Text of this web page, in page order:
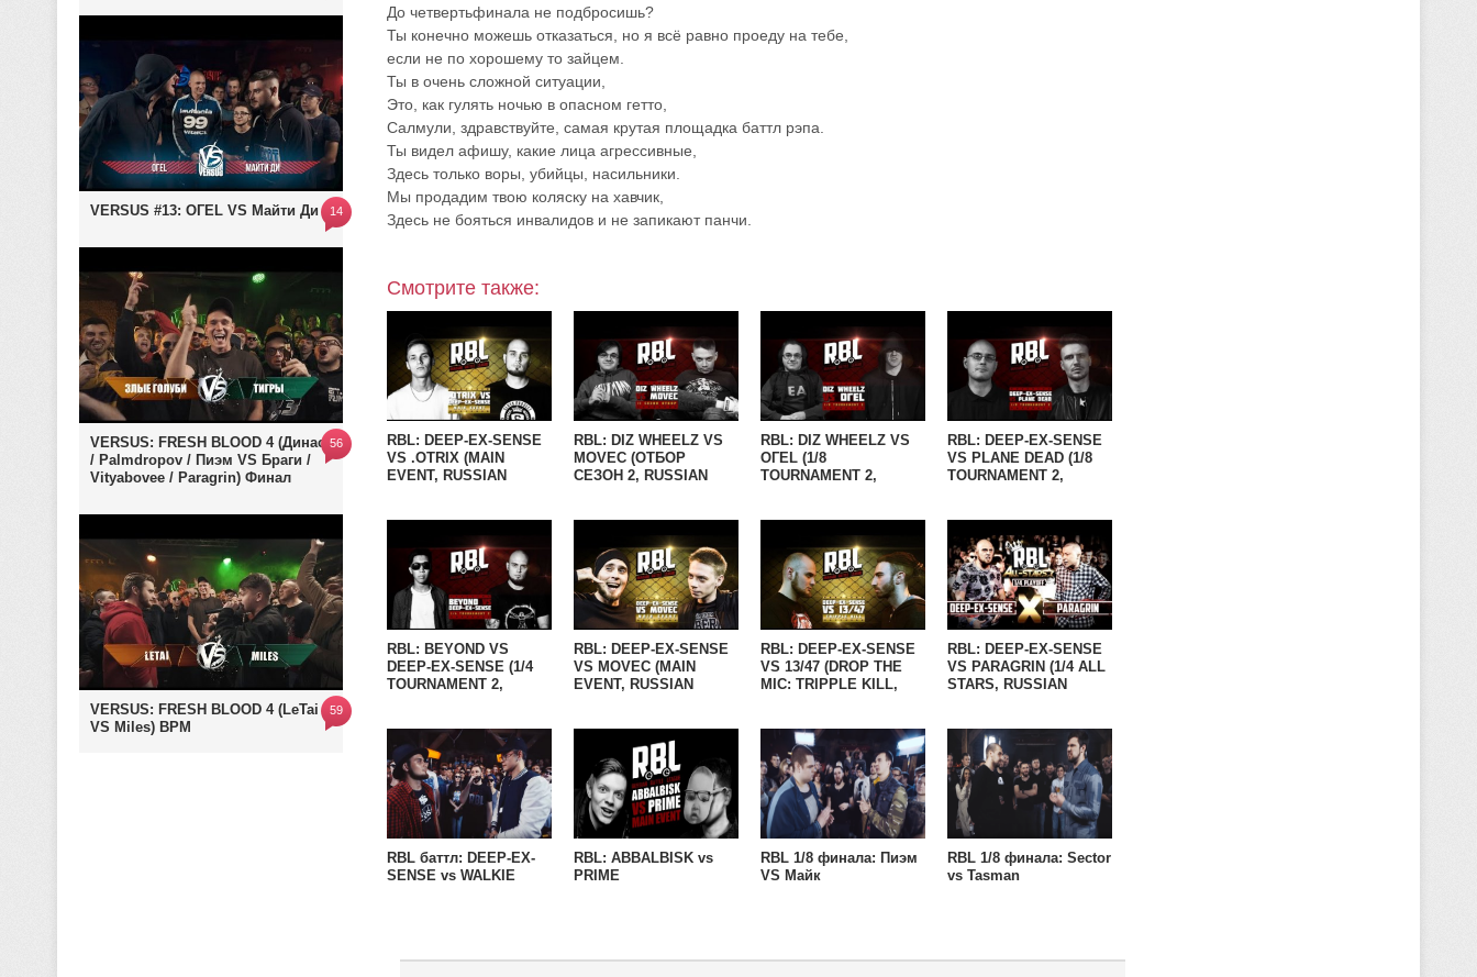
VERSUS #13: ОГЕL VS Майти Ди 14
VERSUS: FRESH BLOOD 4 (Династ
/ Palmdropov / Пиэм VS Браги /
Vityabovee / Paragrin) Финал
56
VERSUS: FRESH BLOOD 4 (LeTai
VS Miles) BPM
59
До четвертьфинала не подбросишь?
Ты конечно можешь отказаться, но я всё равно проеду на тебе,
если не по хорошему то зайцем.
Ты в очень сложной ситуации,
Это, как гулять ночью в опасном гетто,
Салмули, здравствуйте, самая крутая площадка баттл рэпа.
Ты видел афишу, какие лица агрессивные,
Здесь только воры, убийцы, насильники.
Мы продадим твою коляску на хавчик,
Здесь не бояться инвалидов и не запикают панчи.
Смотрите также:
RBL: DEEP-EX-SENSE
VS .OTRIX (MAIN
EVENT, RUSSIAN
RBL: DIZ WHEELZ VS
MOVEC (ОТБОР
СЕЗОН 2, RUSSIAN
RBL: DIZ WHEELZ VS
ОГЕL (1/8
TOURNAMENT 2,
RBL: DEEP-EX-SENSE
VS PLANE DEAD (1/8
TOURNAMENT 2,
RBL: BEYOND VS
DEEP-EX-SENSE (1/4
TOURNAMENT 2,
RBL: DEEP-EX-SENSE
VS MOVEC (MAIN
EVENT, RUSSIAN
RBL: DEEP-EX-SENSE
VS 13/47 (DROP THE
MIC: TRIPPLE KILL,
RBL: DEEP-EX-SENSE
VS PARAGRIN (1/4 ALL
STARS, RUSSIAN
RBL баттл: DEEP-EX-
SENSE vs WALKIE
RBL: ABBALBISK vs
PRIME
RBL 1/8 финала: Пиэм
VS Майк
RBL 1/8 финала: Sector
vs Tasman